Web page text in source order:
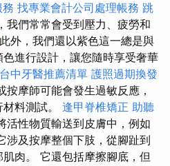
找專業會計公司處理帳務 跳
我們常常會受到壓力、疲勞和
此外，我們還以紫色這一總是與
進行設計，讓您隨時享受奢華
台中牙醫推薦清單 護照過期換發
按摩師可能會發生過敏反應，
料測試。 逢甲脊椎矯正 助聽
活性物質輸送到皮膚中，例如
涉及按摩整個下肢，從腳趾到
肉。 它還包括摩擦腳底，但